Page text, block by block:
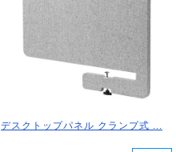
デスクトップパネル クランプ式 ...